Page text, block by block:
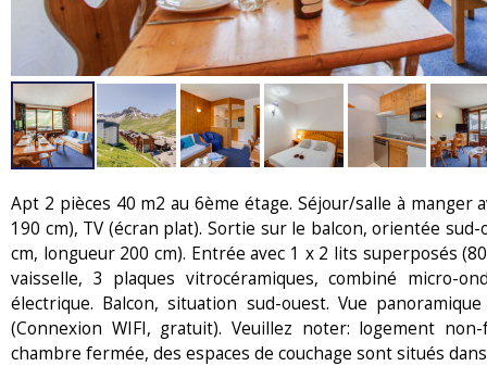
Apt 2 pièces 40 m2 au 6ème étage. Séjour/salle à manger
190 cm), TV (écran plat). Sortie sur le balcon, orientée
cm, longueur 200 cm). Entrée avec 1 x 2 lits superposés
vaisselle, 3 plaques vitrocéramiques, combiné micro-
électrique. Balcon, situation sud-ouest. Vue
(Connexion WIFI, gratuit). Veuillez noter: logement
chambre fermée, des espaces de couchage sont situés